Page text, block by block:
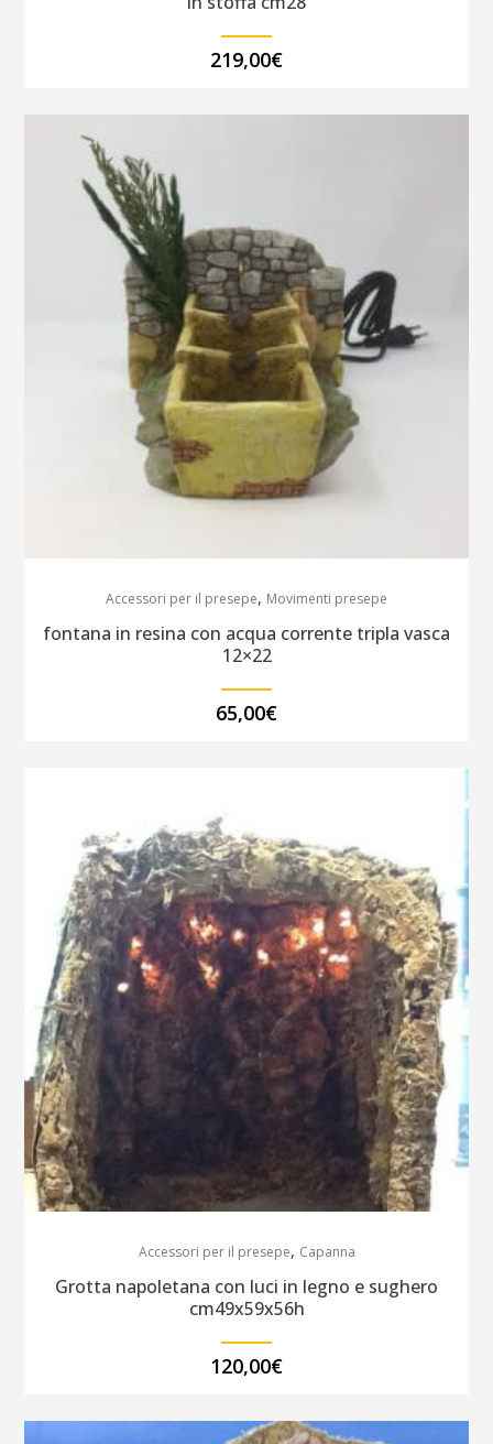
219,00€
Accessori per il presepe, Movimenti presepe
fontana in resina con acqua corrente tripla vasca
12×22
65,00€
Accessori per il presepe, Capanna
Grotta napoletana con luci in legno e sughero
cm49x59x56h
120,00€